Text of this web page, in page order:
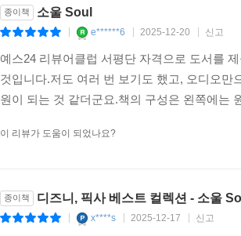
종이책 소울 Soul
e******6 2025-12-20 신고
예스24 리뷰어클럽 서평단 자격으로 도서를
것입니다.저도 여러 번 보기도 했고, 오디오
원이 되는 것 같더군요.책의 구성은 왼쪽에는
이 리뷰가 도움이 되었나요?
종이책 디즈니, 픽사 베스트 컬렉션 - 소울
x****s 2025-12-17 신고